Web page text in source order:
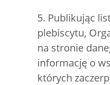
5. Publikując
plebiscytu,
na stronie
informację o
których